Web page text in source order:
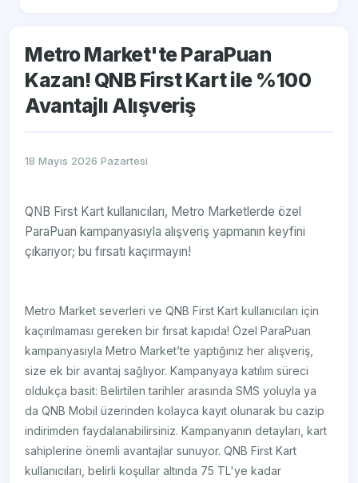
Metro Market'te ParaPuan
Kazan! QNB First Kart ile %100
Avantajlı Alışveriş
18 Mayıs 2026 Pazartesi
QNB First Kart kullanıcıları, Metro Marketlerde özel
ParaPuan kampanyasıyla alışveriş yapmanın keyfini
çıkarıyor; bu fırsatı kaçırmayın!
Metro Market severleri ve QNB First Kart kullanıcıları için
kaçırılmaması gereken bir fırsat kapıda! Özel ParaPuan
kampanyasıyla Metro Market’te yaptığınız her alışveriş,
size ek bir avantaj sağlıyor. Kampanyaya katılım süreci
oldukça basit: Belirtilen tarihler arasında SMS yoluyla ya
da QNB Mobil üzerinden kolayca kayıt olunarak bu cazip
indirimden faydalanabilirsiniz. Kampanyanın detayları, kart
sahiplerine önemli avantajlar sunuyor. QNB First Kart
kullanıcıları, belirli koşullar altında 75 TL'ye kadar